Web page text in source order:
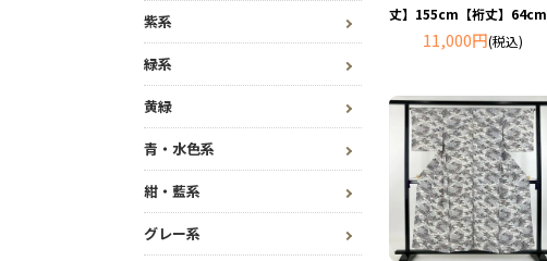
紫系
緑系
黄緑
青・水色系
紺・藍系
グレー系
丈】155cm【裄丈】64cm
11,000円(税込)